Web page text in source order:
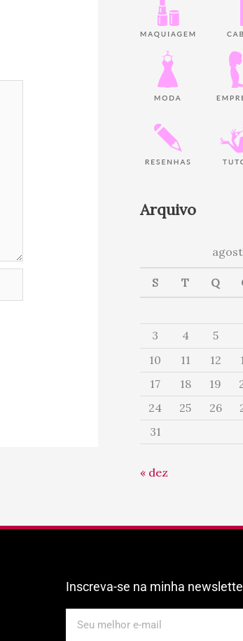
Arquivo
S T Q
3
4 5
10
11 12
17
18 19
24
25 26
31
« dez
Inscreva-se na minha